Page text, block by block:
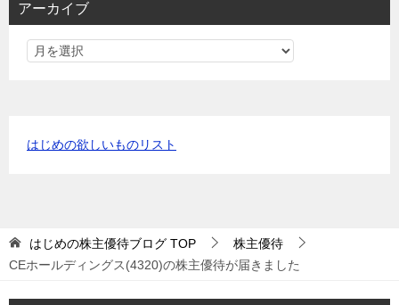
アーカイブ
はじめの欲しいものリスト
はじめの株主優待ブログ TOP
株主優待
CEホールディングス(4320)の株主優待が届きました